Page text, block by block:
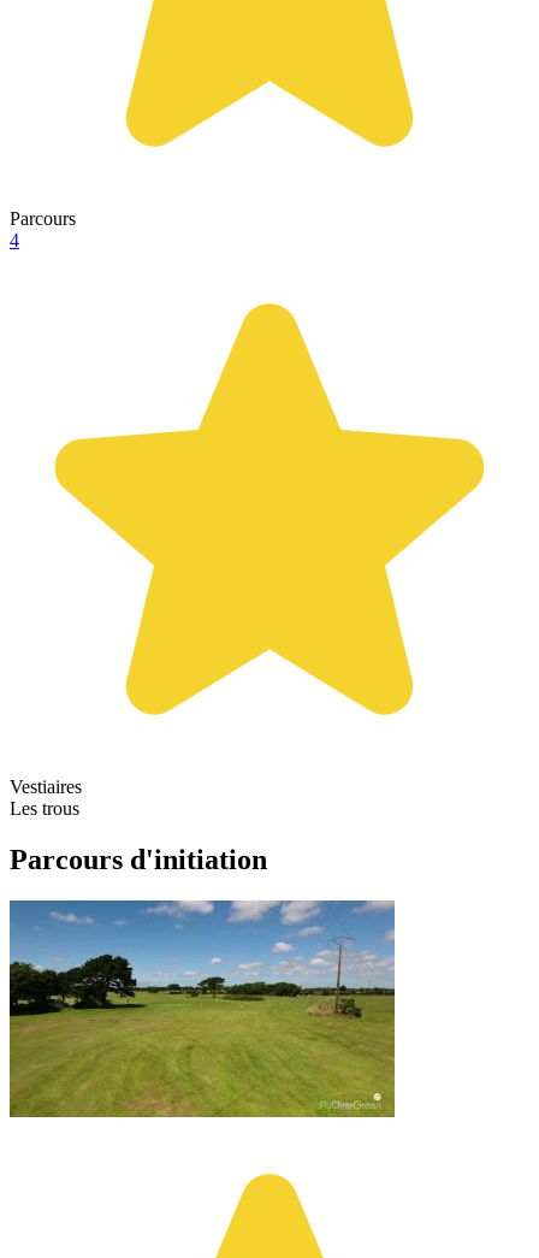
Parcours
4
Vestiaires
Les trous
Parcours d'initiation